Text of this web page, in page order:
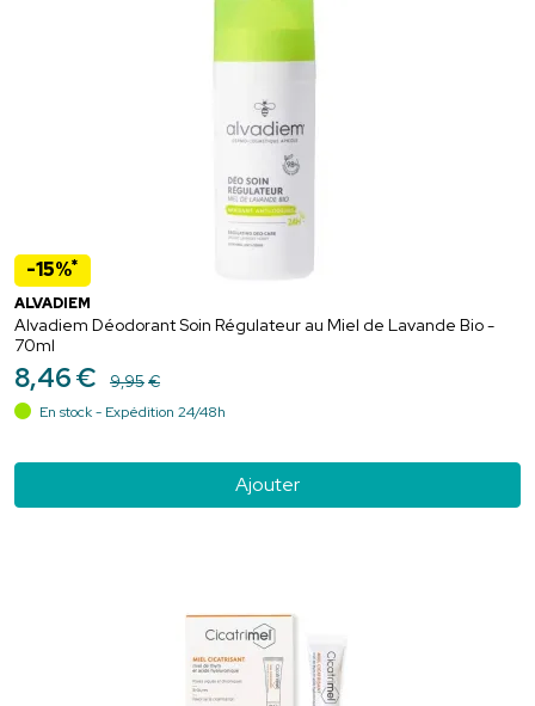
-15%*
ALVADIEM
Alvadiem Déodorant Soin Régulateur au Miel de Lavande Bio -
70ml
8,46€ 9,95€
En stock - Expédition 24/48h
Ajouter